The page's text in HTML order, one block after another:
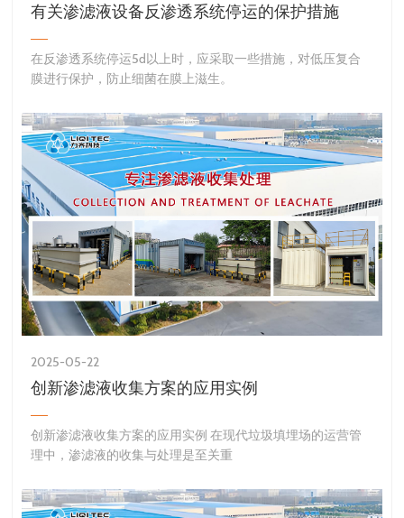
有关渗滤液设备反渗透系统停运的保护措施
​在反渗透系统停运5d以上时，应采取一些措施，对低压复合
膜进行保护，防止细菌在膜上滋生。
2025-05-22
创新渗滤液收集方案的应用实例
创新渗滤液收集方案的应用实例 在现代垃圾填埋场的运营管
理中，渗滤液的收集与处理是至关重